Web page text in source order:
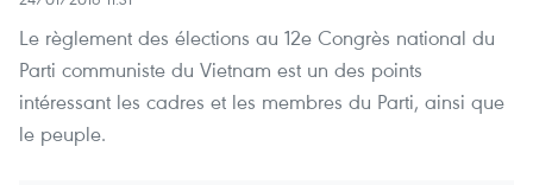
Le règlement des élections au 12e Congrès national du
Parti communiste du Vietnam est un des points
intéressant les cadres et les membres du Parti, ainsi que
le peuple.